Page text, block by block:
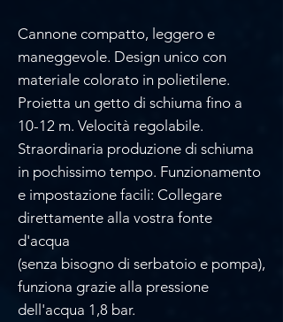
Cannone compatto, leggero e
maneggevole. Design unico con
materiale colorato in polietilene.
Proietta un getto di schiuma fino a
10-12 m. Velocità regolabile.
Straordinaria produzione di schiuma
in pochissimo tempo. Funzionamento
e impostazione facili: Collegare
direttamente alla vostra fonte
d'acqua
(senza bisogno di serbatoio e pompa),
funziona grazie alla pressione
dell'acqua 1,8 bar.